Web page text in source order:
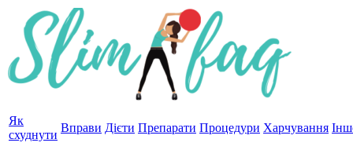
Як
схуднути
Вправи Дієти Препарати Процедури Харчування